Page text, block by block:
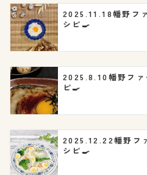
ー
シ
ョ
ン
2025.11.18幡野フ
シピ🍳
2025.8.10幡野フ
ピ🍳
2025.12.22幡野フ
シピ🍳